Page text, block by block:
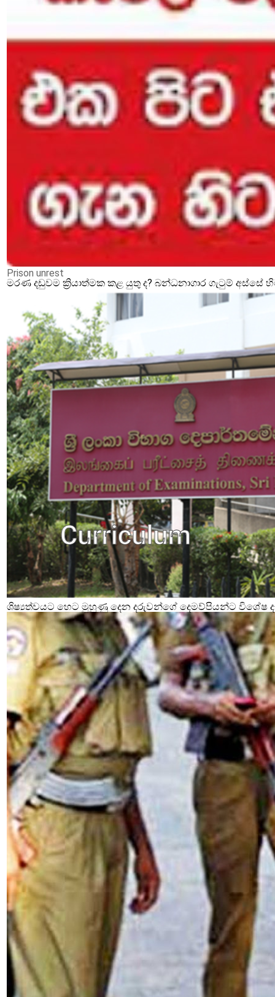
Prison unrest
මරණ දඩුවම ක්‍රියාත්මක කළ යුතු ද? බන්ධනාගාර ගැටුම්
ශිෂ්‍යත්වයට හෙට මුහුණු දෙන දරුවන්ගේ දෙමව්පියන්ට විශේෂ